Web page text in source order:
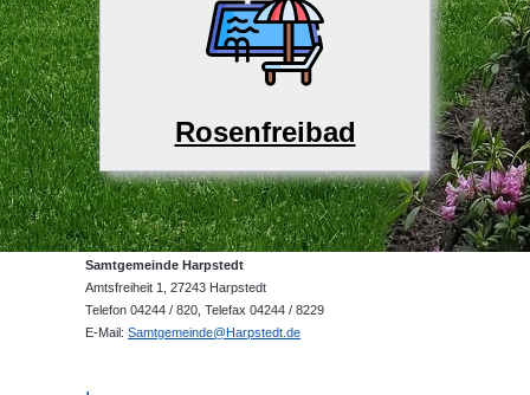
Rosenfreibad
Samtgemeinde Harpstedt
Amtsfreiheit 1, 27243 Harpstedt
Telefon 04244 / 820, Telefax 04244 / 8229
E-Mail: Samtgemeinde@Harpstedt.de